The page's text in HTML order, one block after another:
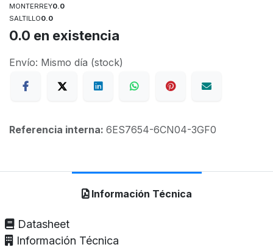
MONTERREY0.0
SALTILLO0.0
0.0 en existencia
Envío: Mismo día (stock)
Referencia interna: 6ES7654-6CN04-3GF0
Información Técnica
Datasheet
Información Técnica